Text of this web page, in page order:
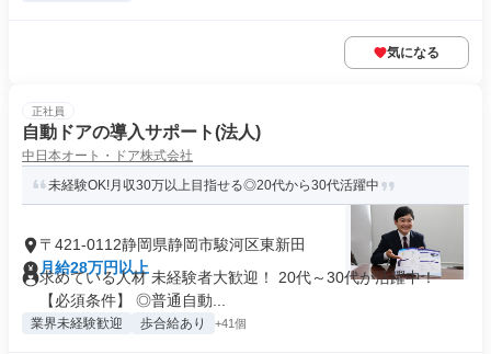
気になる
正社員
自動ドアの導入サポート(法人)
中日本オート・ドア株式会社
未経験OK!月収30万以上目指せる◎20代から30代活躍中
〒421-0112静岡県静岡市駿河区東新田
月給28万円以上
求めている人材 未経験者大歓迎！ 20代～30代が活躍中！
【必須条件】 ◎普通自動...
業界未経験歓迎 歩合給あり +41個